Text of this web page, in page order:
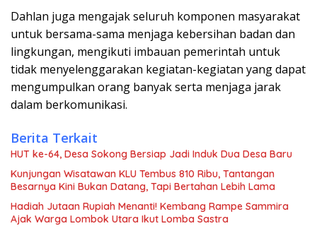
Dahlan juga mengajak seluruh komponen masyarakat
untuk bersama-sama menjaga kebersihan badan dan
lingkungan, mengikuti imbauan pemerintah untuk
tidak menyelenggarakan kegiatan-kegiatan yang dapat
mengumpulkan orang banyak serta menjaga jarak
dalam berkomunikasi.
Berita Terkait
HUT ke-64, Desa Sokong Bersiap Jadi Induk Dua Desa Baru
Kunjungan Wisatawan KLU Tembus 810 Ribu, Tantangan
Besarnya Kini Bukan Datang, Tapi Bertahan Lebih Lama
Hadiah Jutaan Rupiah Menanti! Kembang Rampe Sammira
Ajak Warga Lombok Utara Ikut Lomba Sastra